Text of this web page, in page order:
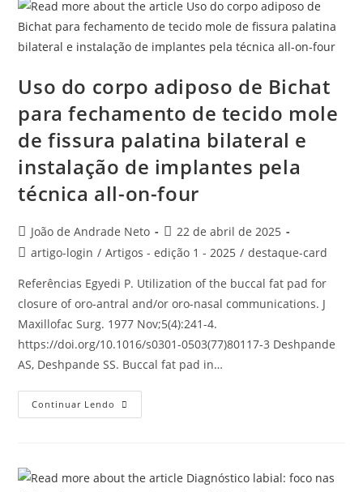
Uso do corpo adiposo de Bichat
para fechamento de tecido mole
de fissura palatina bilateral e
instalação de implantes pela
técnica all-on-four
João de Andrade Neto
22 de abril de 2025
artigo-login / Artigos - edição 1 - 2025 / destaque-card
Referências Egyedi P. Utilization of the buccal fat pad for
closure of oro-antral and/or oro-nasal communications. J
Maxillofac Surg. 1977 Nov;5(4):241-4.
https://doi.org/10.1016/s0301-0503(77)80117-3 Deshpande
AS, Deshpande SS. Buccal fat pad in…
Continuar Lendo